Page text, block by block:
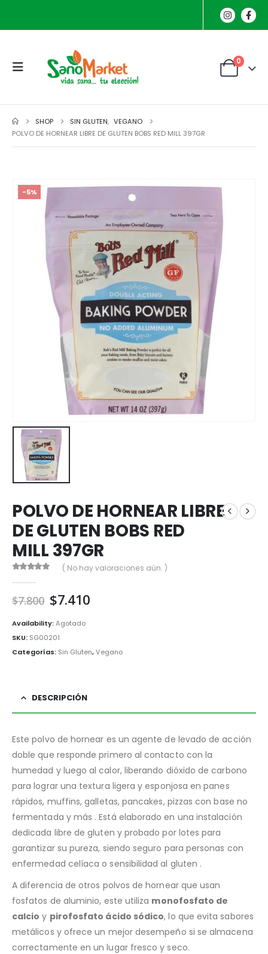
0
SHOP SIN GLUTEN, VEGANO
POLVO DE HORNEAR LIBRE DE GLUTEN BOBS RED MILL 397GR
-5%
POLVO DE HORNEAR LIBRE
DE GLUTEN BOBS RED
MILL 397GR
( No hay valoraciones aún. )
$7.800 El
precio
original
era:
$7.800.
$7.410El
$7.410.
Availability:Agotado
SKU: SG00201
Categorías: Sin Gluten,Vegano
DESCRIPCIÓN
Este polvo de hornear es un agente de levado de acción
doble que responde primero al contacto con la
humedad y luego al calor, liberando dióxido de carbono
para lograr una textura ligera y esponjosa en panes
rápidos, muffins, galletas, pancakes, pizzas con base no
fermentada y más .Está elaborado en una instalación
dedicada libre de gluten y probado por lotes para
garantizar su pureza, siendo seguro para personas con
enfermedad celíaca o sensibilidad al gluten .
A diferencia de otros polvos de hornear que usan
fosfatos de aluminio, este utiliza monofosfato de
calcio y pirofosfato ácido sódico, lo que evita sabores
metálicos y ofrece un mejor desempeño si se almacena
correctamente en un lugar fresco y seco.